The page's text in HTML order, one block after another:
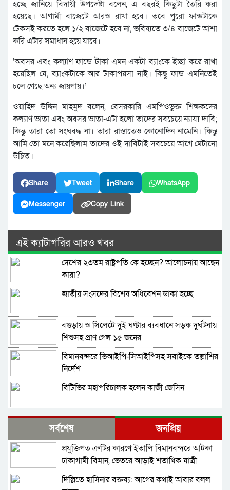
হচ্ছে জানিয়ে বিদায়ী উপদেষ্টা বলেন, এ বছরই কিছুটা তৈরি করা
হয়েছে। আগামী বাজেটে আরও রাখা হবে। তবে পুরো ফান্ডটাকে
টেকসই করতে হলে ১/২ বাজেটে হবে না, ভবিষ্যতে ৩/৪ বাজেটে আশা
করি এটার সমাধান হয়ে যাবে।
‘অবসর এবং কল্যাণ ফান্ডে টাকা এমন একটা ব্যাংকে ইচ্ছা করে রাখা
হয়েছিল যে, ব্যাংকটাকে আর টাকাপয়সা নাই। কিছু ফান্ড এমনিতেই
চলে গেছে অন্য জায়গায়।’
ওয়াহিদ উদ্দিন মাহমুদ বলেন, বেসরকারি এমপিওভুক্ত শিক্ষকদের
কল্যাণ ভাতা এবং অবসর ভাতা-এটা হলো তাদের সবচেয়ে ন্যায্য দাবি;
কিন্তু তারা তো সংঘবদ্ধ না। তারা রাস্তাতেও কোনোদিন নামেনি। কিন্তু
আমি তো মনে করেছিলাম তাদের ওই দাবিটাই সবচেয়ে আগে মেটানো
উচিত।
Share Tweet Share WhatsApp
Messenger Copy Link
এই ক্যাটাগরির আরও খবর
দেশের ২৩তম রাষ্ট্রপতি কে হচ্ছেন? আলোচনায় আছেন
কারা?
জাতীয় সংসদের বিশেষ অধিবেশন ডাকা হচ্ছে
বগুড়ায় ও সিলেটে দুই ঘণ্টার ব্যবধানে সড়ক দুর্ঘটনায়
শিশুসহ প্রাণ গেল ১৫ জনের
বিমানবন্দরে ভিআইপি-সিআইপিসহ সবাইকে তল্লাশির
নির্দেশ
বিটিভির মহাপরিচালক হলেন কাজী জেসিন
র‍্যাব বিলুপ্ত করে আনা হচ্ছে নতুন বাহিনী
ভারত সফরের সিদ্ধান্ত প্রধানমন্ত্রী নেবেন: পররাষ্ট্র
প্রতিমন্ত্রী
সচিব পদে পদোন্নতি পেলেন জেসমিন নাহার
সর্বশেষ জনপ্রিয়
প্রযুক্তিগত ত্রুটির কারণে ইতালি বিমানবন্দরে আটকা
ঢাকাগামী বিমান, ভেতরে আড়াই শতাধিক যাত্রী
দিল্লিতে হাসিনার বক্তব্য: আগের কথাই আবার বলল